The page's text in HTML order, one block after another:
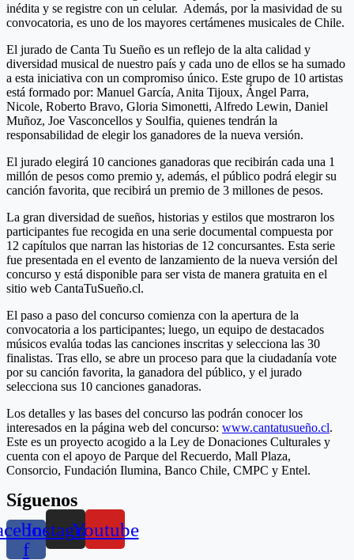
inédita y se registre con un celular. Además, por la masividad de su
convocatoria, es uno de los mayores certámenes musicales de Chile.
El jurado de Canta Tu Sueño es un reflejo de la alta calidad y
diversidad musical de nuestro país y cada uno de ellos se ha sumado
a esta iniciativa con un compromiso único. Este grupo de 10 artistas
está formado por: Manuel García, Anita Tijoux, Ángel Parra,
Nicole, Roberto Bravo, Gloria Simonetti, Alfredo Lewin, Daniel
Muñoz, Joe Vasconcellos y Soulfia, quienes tendrán la
responsabilidad de elegir los ganadores de la nueva versión.
El jurado elegirá 10 canciones ganadoras que recibirán cada una 1
millón de pesos como premio y, además, el público podrá elegir su
canción favorita, que recibirá un premio de 3 millones de pesos.
La gran diversidad de sueños, historias y estilos que mostraron los
participantes fue recogida en una serie documental compuesta por
12 capítulos que narran las historias de 12 concursantes. Esta serie
fue presentada en el evento de lanzamiento de la nueva versión del
concurso y está disponible para ser vista de manera gratuita en el
sitio web CantaTuSueño.cl.
El paso a paso del concurso comienza con la apertura de la
convocatoria a los participantes; luego, un equipo de destacados
músicos evalúa todas las canciones inscritas y selecciona las 30
finalistas. Tras ello, se abre un proceso para que la ciudadanía vote
por su canción favorita, la ganadora del público, y el jurado
selecciona sus 10 canciones ganadoras.
Los detalles y las bases del concurso las podrán conocer los
interesados en la página web del concurso: www.cantatusueño.cl.
Este es un proyecto acogido a la Ley de Donaciones Culturales y
cuenta con el apoyo de Parque del Recuerdo, Mall Plaza,
Consorcio, Fundación Ilumina, Banco Chile, CMPC y Entel.
Síguenos
f
InstagramYoutube